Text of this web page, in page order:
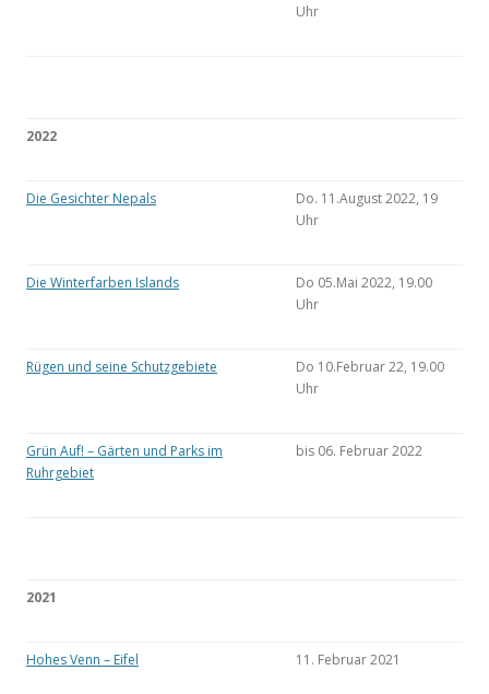
Uhr
2022
Die Gesichter Nepals
Do. 11.August 2022, 19
Uhr
Die Winterfarben Islands
Do 05.Mai 2022, 19.00
Uhr
Rügen und seine Schutzgebiete
Do 10.Februar 22, 19.00
Uhr
Grün Auf! – Gärten und Parks im
Ruhrgebiet
bis 06. Februar 2022
2021
Hohes Venn – Eifel 11. Februar 2021